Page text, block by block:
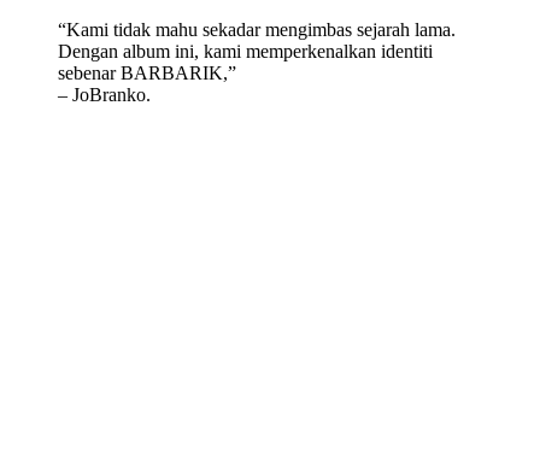
“Kami tidak mahu sekadar mengimbas sejarah lama.
Dengan album ini, kami memperkenalkan identiti
sebenar BARBARIK,”
– JoBranko.